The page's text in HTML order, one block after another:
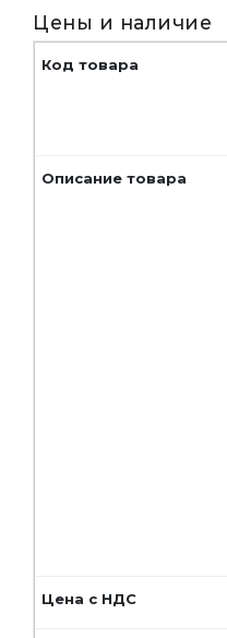
Цены и наличие